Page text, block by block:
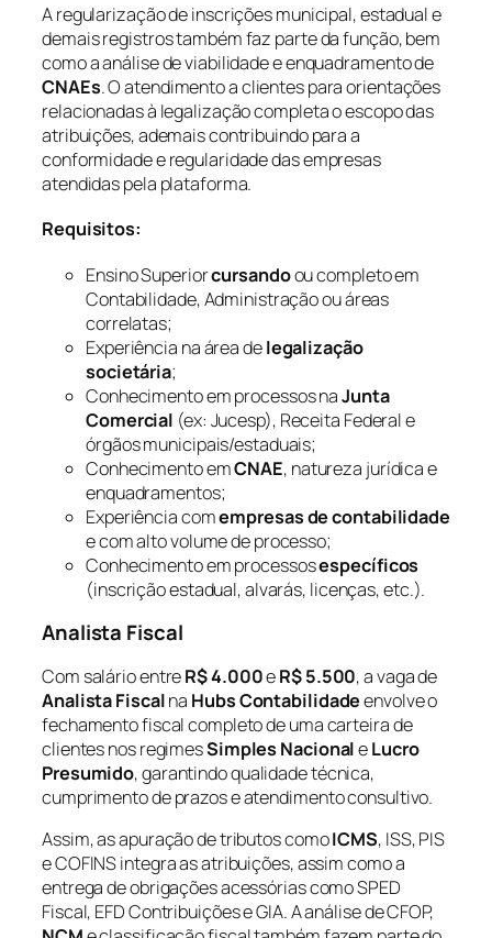
A regularização de inscrições municipal, estadual e
demais registros também faz parte da função, bem
como a análise de viabilidade e enquadramento de
CNAEs. O atendimento a clientes para orientações
relacionadas à legalização completa o escopo das
atribuições, ademais contribuindo para a
conformidade e regularidade das empresas
atendidas pela plataforma.
Requisitos:
Ensino Superiorcursandoou completo em
Contabilidade, Administração ou áreas
correlatas;
Experiência na área delegalização
societária;
Conhecimento em processos naJunta
Comercial (ex: Jucesp), Receita Federal e
órgãos municipais/estaduais;
Conhecimento emCNAE, natureza jurídica e
enquadramentos;
Experiência comempresas de contabilidade
e com alto volume de processo;
Conhecimento em processosespecíficos
(inscrição estadual, alvarás, licenças, etc.).
Analista Fiscal
Com salário entreR$ 4.000eR$ 5.500, a vaga de
Analista Fiscalna Hubs Contabilidadeenvolve o
fechamento fiscal completo de uma carteira de
clientes nos regimesSimples NacionaleLucro
Presumido, garantindo qualidade técnica,
cumprimento de prazos e atendimento consultivo.
Assim, as apuração de tributos comoICMS, ISS, PIS
e COFINS integra as atribuições, assim como a
entrega de obrigações acessórias como SPED
Fiscal, EFD Contribuições e GIA. A análise de CFOP,